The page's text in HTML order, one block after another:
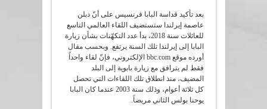
بعد تأكيد قداسة البابا فرنسيس على أنّ دبلن
عاصمة إيرلندا ستستضيف اللقاء العالمي التاسع
للعائلات سنة 2018، بدأ عدد التكهّنات بشأن زيارة
البابا إلى إيرلندا تلك السنة يرتفع. وبحسب مقال
أورده موقع bbc.com الإلكتروني، فإنّ لقاء واحداً
فقط لم يترافق مع زيارة بابوية إلى البلد
المضيف، منذ انطلاق تلك اللقاءات التي تحصل
كل ثلاثة أعوام، وذلك سنة 2003 عندما كان البابا
يوحنا بولس الثاني مريضاً.